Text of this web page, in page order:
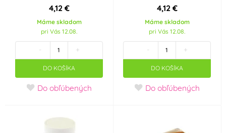
Chorvatsko Francie
Itálie Holandsko
Dánsko Belgie
Velká Británie Německo
4,12 €
Máme skladom
pri Vás 12.08.
- +
DO KOŠÍKA
Do obľúbených
4,12 €
Máme skladom
pri Vás 12.08.
- +
DO KOŠÍKA
Do obľúbených